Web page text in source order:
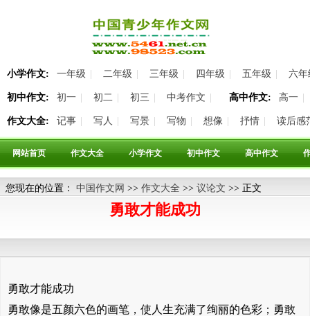
小学作文: 一年级 二年级 三年级 四年级 五年级 六年
初中作文: 初一 初二 初三 中考作文 高中作文: 高一
作文大全: 记事 写人 写景 写物 想像 抒情 读后感
网站首页 作文大全 小学作文 初中作文 高中作文
您现在的位置： 中国作文网 >> 作文大全 >> 议论文 >> 正文
勇敢才能成功
勇敢才能成功
勇敢像是五颜六色的画笔，使人生充满了绚丽的色彩；勇敢